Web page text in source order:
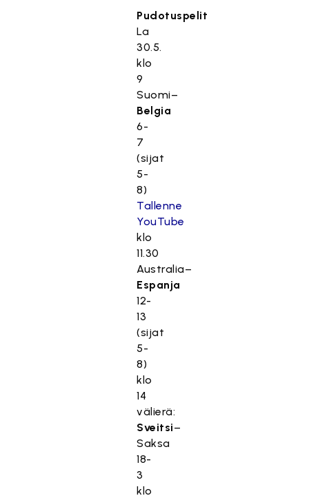
Pudotuspelit
La
30.5.
klo
9
Suomi–
Belgia
6-
7
(sijat
5-
8)
Tallenne
YouTube
klo
11.30
Australia–
Espanja
12-
13
(sijat
5-
8)
klo
14
välierä:
Sveitsi–
Saksa
18-
3
klo